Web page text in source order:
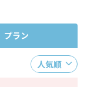
プラン
人気順